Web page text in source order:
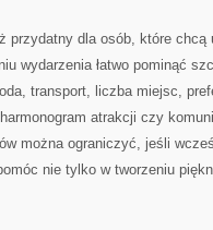
przydatny dla osób, które chcą
wydarzenia łatwo pominąć
transport, liczba miejsc,
harmonogram atrakcji czy
można ograniczyć, jeśli
nie tylko w tworzeniu